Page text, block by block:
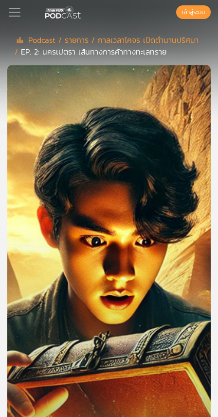
Podcast
เพล
ย์
ลิ
สต์
แนะนำ
ย์
สต์
ของ
คุณ
เพลง
บทความ
ข่าว
กิจกรรม
เกี่ยว
กับ
เรา
เข้าสู่ระบบ
Podcast / รายการ /กาลเวลาโคจร เปิดตำนานปริศนา
/ EP. 2: นครเปตรา เส้นทางการค้าทางทะเลทราย